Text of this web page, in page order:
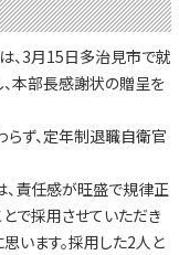
、3月15日多治見市で就
本部長感謝状の贈呈を
ず、定年制退職自衛官
責任感が旺盛で規律正
で採用させていただき
います。採用した2人と